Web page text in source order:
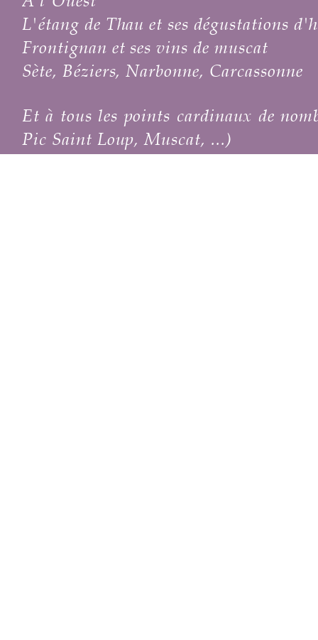
L'étang de Thau et ses dégustations
Frontignan et ses vins de muscat
Sète, Béziers, Narbonne, Carcassonne
Et à tous les points cardinaux de
Pic Saint Loup, Muscat, ...)